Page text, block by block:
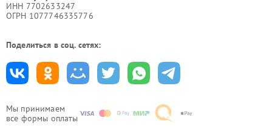
Мы принимаем
все формы оплаты
ИНН 7702633247
ОГРН 1077746335776
Поделиться в соц. сетях: